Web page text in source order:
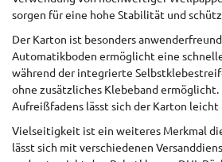
sorgen für eine hohe Stabilität und
Der Karton ist besonders
Automatikboden ermöglicht eine
während der integrierte
ohne zusätzliches Klebeband ermöglicht.
Aufreißfadens lässt sich der Karton
Vielseitigkeit ist ein weiteres Merkmal
lässt sich mit verschiedenen